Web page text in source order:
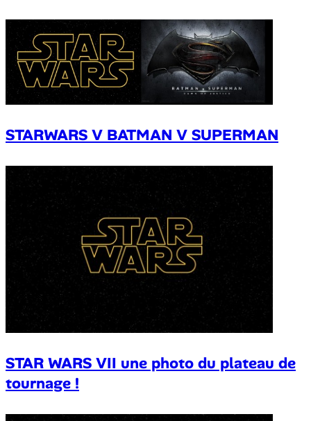
STARWARS V BATMAN V SUPERMAN
STAR WARS VII une photo du plateau de
tournage !